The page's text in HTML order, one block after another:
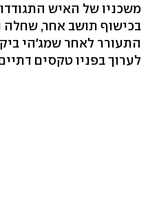
משכניו של האיש
בכישוף תושב אחר,
התעורר לאחר שמג'הי
לערוך בפניו טקסים